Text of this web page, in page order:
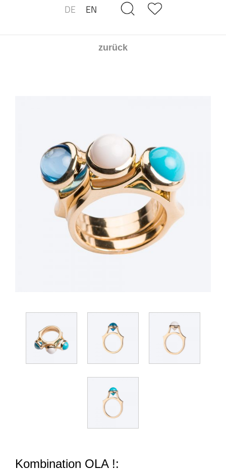
DE EN
zurück
Kombination OLA !: